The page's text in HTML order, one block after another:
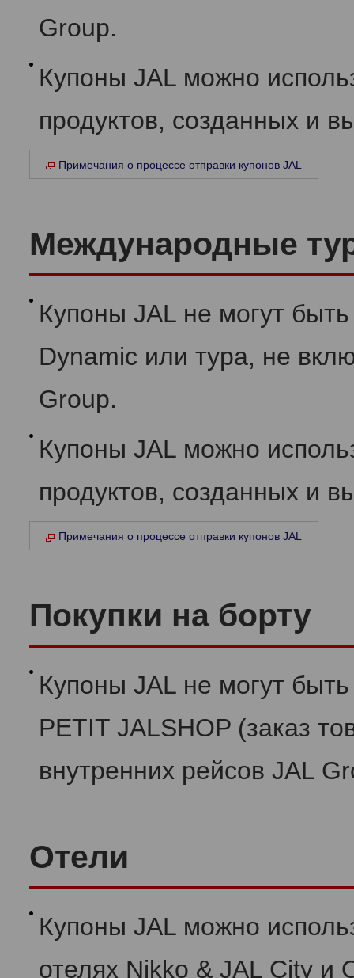
Group.
Купоны JAL можно
продуктов, созданных и
Примечания о процессе отправки купонов JAL
Международные
Купоны JAL не могут
Dynamic или тура, не
Group.
Купоны JAL можно
продуктов, созданных и
Примечания о процессе отправки купонов JAL
Покупки на борту
Купоны JAL не могут
PETIT JALSHOP (заказ
внутренних рейсов JAL
Отели
Купоны JAL можно
отелях Nikko & JAL City и